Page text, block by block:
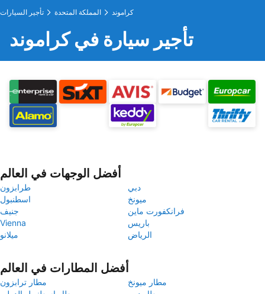
تأجير السيارات المملكة المتحدة كراموند
تأجير سيارة في كراموند
أفضل الوجهات في العالم
طرابزون
دبي
اسطنبول
ميونخ
جنيف
فرانكفورت ماين
Vienna
باريس
ميلانو
الرياض
أفضل المطارات في العالم
مطار ترابزون
مطار ميونخ